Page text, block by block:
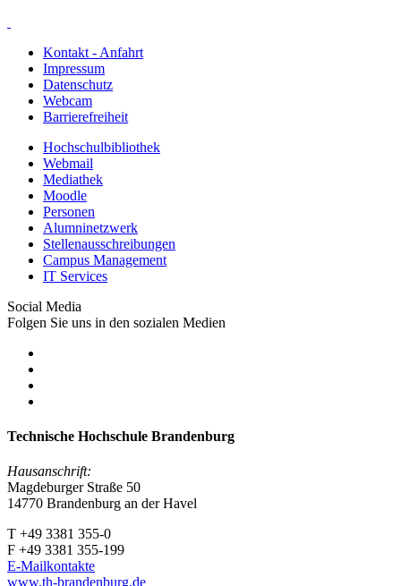
Kontakt - Anfahrt
Impressum
Datenschutz
Webcam
Barrierefreiheit
Hochschulbibliothek
Webmail
Mediathek
Moodle
Personen
Alumninetzwerk
Stellenausschreibungen
Campus Management
IT Services
Social Media
Folgen Sie uns in den sozialen Medien
Technische Hochschule Brandenburg
Hausanschrift:
Magdeburger Straße 50
14770 Brandenburg an der Havel
T +49 3381 355-0
F +49 3381 355-199
E-Mailkontakte
www.th-brandenburg.de